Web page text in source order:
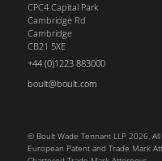
CPC4 Capital Park
Cambridge Rd
Cambridge
CB21 5XE
+44 (0)1223 883000
boult@boult.com
© Boult Wade Tennant LLP 2026.
European Patent and Trade Mark